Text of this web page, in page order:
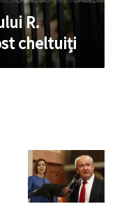
R.
cheltuiți